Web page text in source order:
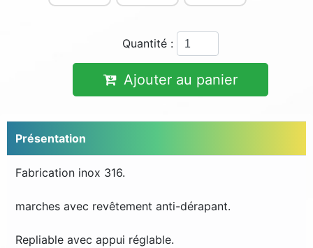
Quantité :
Ajouter au panier
Présentation
Fabrication inox 316.
marches avec revêtement anti-dérapant.
Repliable avec appui réglable.